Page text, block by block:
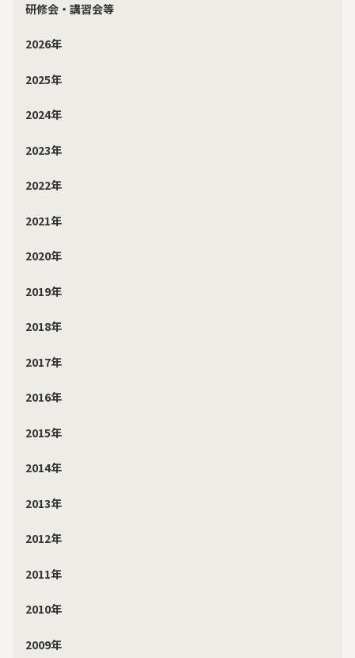
研修会・講習会等
2026年
2025年
2024年
2023年
2022年
2021年
2020年
2019年
2018年
2017年
2016年
2015年
2014年
2013年
2012年
2011年
2010年
2009年